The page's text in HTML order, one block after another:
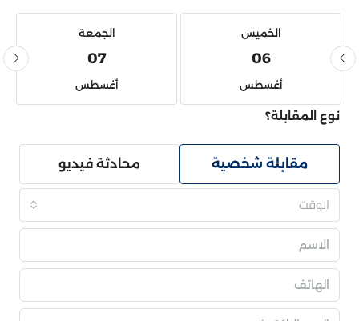
الخميس
06
أغسطس
الجمعة
07
أغسطس
نوع المقابلة؟
مقابلة شخصية محادثة فيديو
الوقت